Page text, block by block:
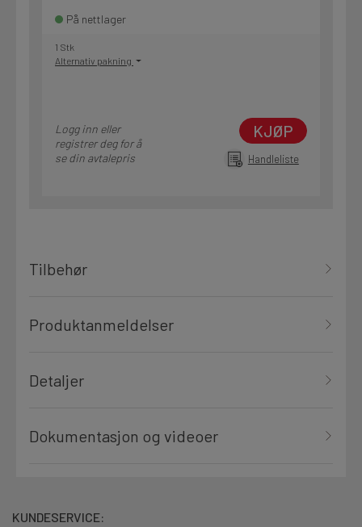
På nettlager
1 Stk
Alternativ pakning
Logg inn eller
registrer deg for å
se din avtalepris
KJØP
Handleliste
Tilbehør
Produktanmeldelser
Detaljer
Dokumentasjon og videoer
KUNDESERVICE: